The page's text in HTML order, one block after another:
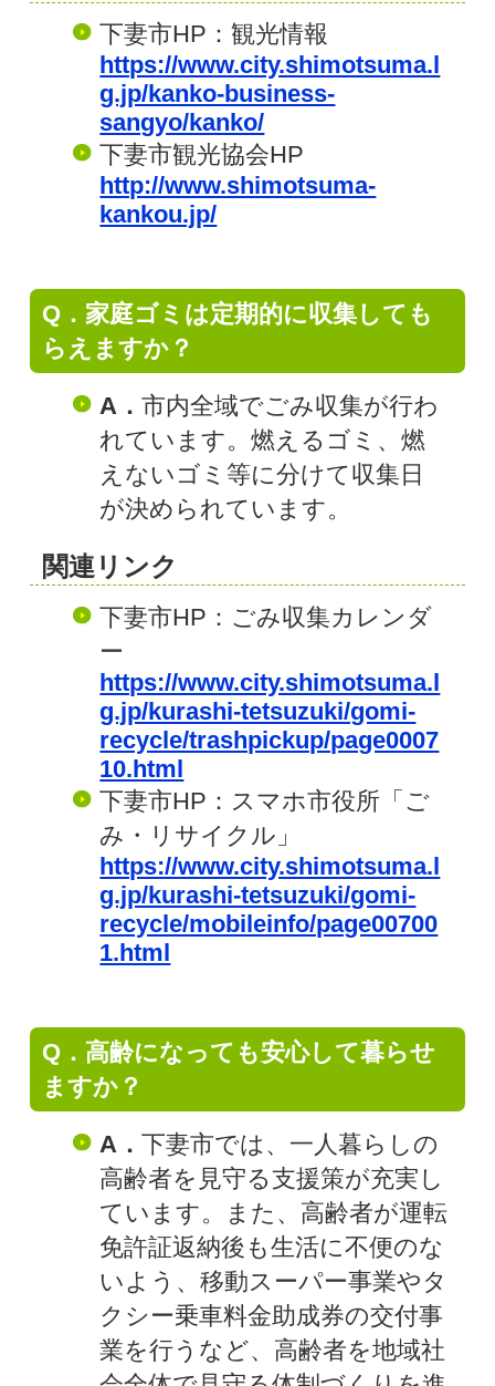
下妻市HP：観光情報
https://www.city.shimotsuma.l
g.jp/kanko-business-
sangyo/kanko/
下妻市観光協会HP
http://www.shimotsuma-
kankou.jp/
Q．家庭ゴミは定期的に収集しても
らえますか？
A．市内全域でごみ収集が行わ
れています。燃えるゴミ、燃
えないゴミ等に分けて収集日
が決められています。
関連リンク
下妻市HP：ごみ収集カレンダ
ー
https://www.city.shimotsuma.l
g.jp/kurashi-tetsuzuki/gomi-
recycle/trashpickup/page0007
10.html
下妻市HP：スマホ市役所「ご
み・リサイクル」
https://www.city.shimotsuma.l
g.jp/kurashi-tetsuzuki/gomi-
recycle/mobileinfo/page00700
1.html
Q．高齢になっても安心して暮らせ
ますか？
A．下妻市では、一人暮らしの
高齢者を見守る支援策が充実し
ています。また、高齢者が運転
免許証返納後も生活に不便のな
いよう、移動スーパー事業やタ
クシー乗車料金助成券の交付事
業を行うなど、高齢者を地域社